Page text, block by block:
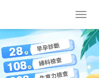
導
菜
單